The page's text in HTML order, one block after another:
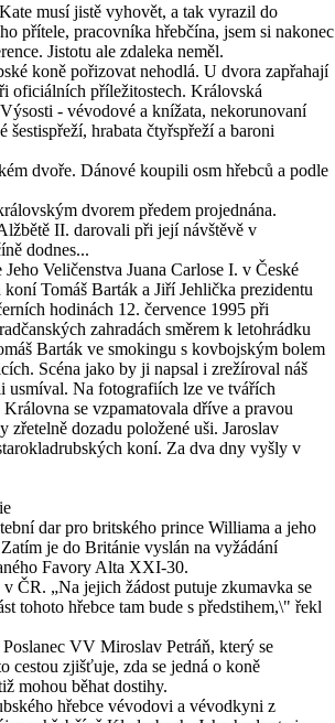
musí jistě vyhovět, a tak vyrazil do
přítele, pracovníka hřebčína, jsem si nakonec
Jistotu ale zdaleka neměl.
koně pořizovat nehodlá. U dvora zapřahají
oficiálních příležitostech. Královská
- vévodové a knížata, nekorunovaní
hrabata čtyřspřeží a baroni
dvoře. Dánové koupili osm hřebců a podle
dvorem předem projednána.
II. darovali při její návštěvě v
dodnes...
Veličenstva Juana Carlose I. v České
Tomáš Barták a Jiří Jehlička prezidentu
hodinách 12. července 1995 při
zahradách směrem k letohrádku
Barták ve smokingu s kovbojským bolem
Scéna jako by ji napsal i zrežíroval náš
usmíval. Na fotografiích lze ve tvářích
se vzpamatovala dříve a pravou
dozadu položené uši. Jaroslav
koní. Za dva dny vyšly v
dar pro britského prince Williama a jeho
je do Británie vyslán na vyžádání
Favory Alta XXI-30.
ČR. „Na jejich žádost putuje zkumavka se
tohoto hřebce tam bude s předstihem,\" řekl
VV Miroslav Petráň, který se
cestou zjišťuje, zda se jedná o koně
mohou běhat dostihy.
hřebce vévodovi a vévodkyni z